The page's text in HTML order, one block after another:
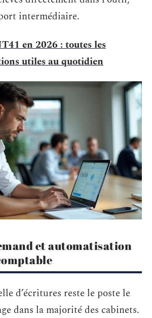
intermédiaire.
en 2026 : toutes les
utiles au quotidien
et automatisation
d’écritures reste le poste le
dans la majorité des cabinets.